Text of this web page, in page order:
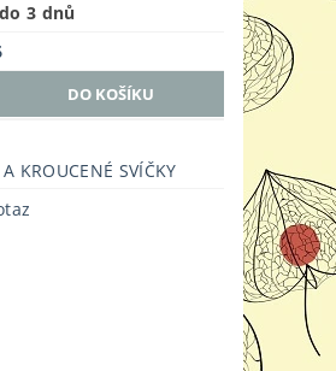
3 dnů
KROUCENÉ SVÍČKY